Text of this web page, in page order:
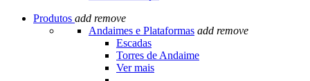
Produtos add remove
Andaimes e Plataformas add remove
Escadas
Torres de Andaime
Ver mais